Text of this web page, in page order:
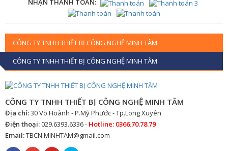
NHẬN THANH TOÁN:
CÔNG TY TNHH THIẾT BỊ CÔNG NGHỆ MINH TÂM
CÔNG TY TNHH THIẾT BỊ CÔNG NGHỆ MINH TÂM
CÔNG TY TNHH THIẾT BỊ CÔNG NGHỆ MINH TÂM
Địa chỉ:30 Võ Hoành - P.Mỹ Phước - Tp.Long Xuyên
Điện thoại:029.6393.6336 - Hotline: 0366.70.78.79
Email:TBCN.MINHTAM@gmail.com